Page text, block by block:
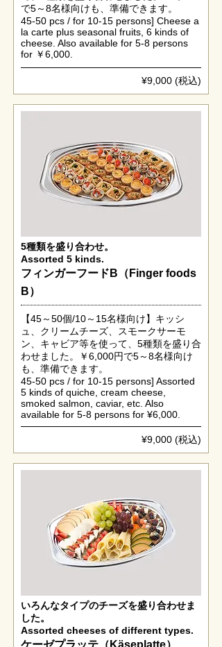
で5～8名様向けも、準備できます。
45-50 pcs / for 10-15 persons] Cheese a
la carte plus seasonal fruits, 6 kinds of
cheese. Also available for 5-8 persons
for ￥6,000.
¥9,000 (税込)
5種類を盛り合わせ。
Assorted 5 kinds.
フィンガーフードB（Finger foods
B）
【45～50個/10～15名様向け】キッシ
ュ、クリームチーズ、スモークサーモ
ン、キャビア等を使って、5種類を盛り合
わせました。￥6,000円で5～8名様向け
も、準備できます。
45-50 pcs / for 10-15 persons] Assorted
5 kinds of quiche, cream cheese,
smoked salmon, caviar, etc. Also
available for 5-8 persons for ¥6,000.
¥9,000 (税込)
いろんなタイプのチーズを盛り合わせま
した。
Assorted cheeses of different types.
ケーゼプラッテ（Käseplatte）